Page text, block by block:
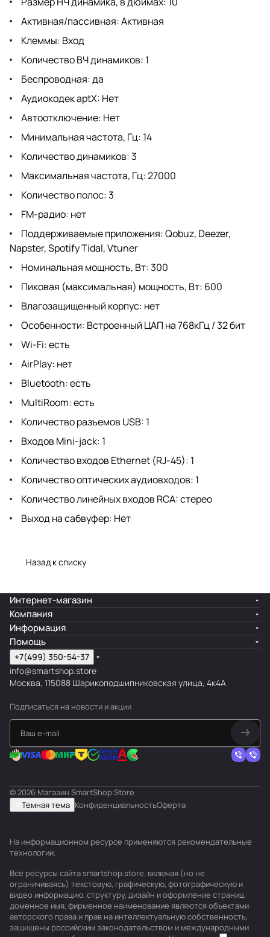
Активная/пассивная: Активная
Клеммы: Вход
Количество ВЧ динамиков: 1
Беспроводная: да
Аудиокодек aptX: Нет
Автоотключение: Нет
Минимальная частота, Гц: 14
Количество динамиков: 3
Максимальная частота, Гц: 27000
Количество полос: 3
FM-радио: нет
Поддерживаемые приложения: Qobuz, Deezer,
Napster, Spotify Tidal, Vtuner
Номинальная мощность, Вт: 300
Пиковая (максимальная) мощность, Вт: 600
Влагозащищенный корпус: нет
Особенности: Встроенный ЦАП на 768кГц / 32 бит
Wi-Fi: есть
AirPlay: нет
Bluetooth: есть
MultiRoom: есть
Количество разъемов USB: 1
Входов Mini-jack: 1
Количество входов Ethernet (RJ-45): 1
Количество оптических аудиовходов: 1
Количество линейных входов RCA: стерео
Выход на сабвуфер: Нет
Назад к списку
Интернет-магазин
Компания
Информация
Помощь
+7(499) 350-54-37
info@smartshop.store
Москва, 115088 Шарикоподшипниковская улица, 4к4А
Подписаться на новости и акции
© 2026 Магазин SmartShop.Store
Темная тема КонфиденциальностьОферта
На информационном ресурсе применяются рекомендательные
технологии.
Все ресурсы сайта smartshop.store, включая (но не
ограничиваясь) текстовую, графическую, фотографическую и
видео информацию, структуру, дизайн и оформление страниц,
доменное имя, фирменное наименование являются объектами
авторского права и прав на интеллектуальную собственность,
защищены российским законодательством и международными